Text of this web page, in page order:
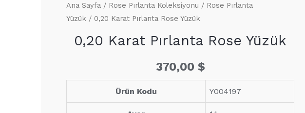
Ana Sayfa / Rose Pırlanta Koleksiyonu / Rose Pırlanta
Yüzük / 0,20 Karat Pırlanta Rose Yüzük
0,20 Karat Pırlanta Rose Yüzük
370,00 $
Ürün Kodu Y004197